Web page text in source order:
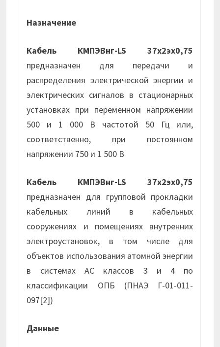
Назначение
Кабель КМПЭВнг-LS 37х2эх0,75
предназначен для передачи и
распределения электрической энергии и
электрических сигналов в стационарных
установках при переменном напряжении
500 и 1 000 В частотой 50 Гц или,
соответственно, при постоянном
напряжении 750 и 1 500 В
Кабель КМПЭВнг-LS 37х2эх0,75
предназначен для групповой прокладки
кабельных линий в кабельных
сооружениях и помещениях внутренних
электроустановок, в том числе для
объектов использования атомной энергии
в системах АС классов 3 и 4 по
классификации ОПБ (ПНАЭ Г-01-011-
097[2])
Данные